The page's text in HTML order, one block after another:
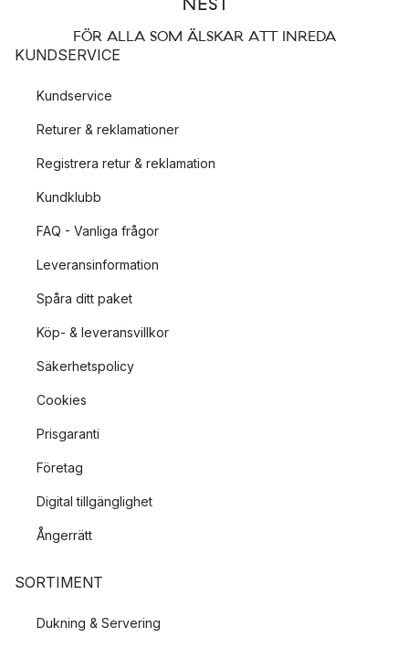
FÖR ALLA SOM ÄLSKAR ATT INREDA
KUNDSERVICE
Kundservice
Returer & reklamationer
Registrera retur & reklamation
Kundklubb
FAQ - Vanliga frågor
Leveransinformation
Spåra ditt paket
Köp- & leveransvillkor
Säkerhetspolicy
Cookies
Prisgaranti
Företag
Digital tillgänglighet
Ångerrätt
SORTIMENT
Dukning & Servering